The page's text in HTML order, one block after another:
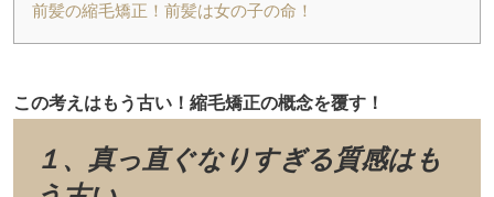
前髪の縮毛矯正！前髪は女の子の命！
この考えはもう古い！縮毛矯正の概念を覆す！
１、真っ直ぐなりすぎる質感はも